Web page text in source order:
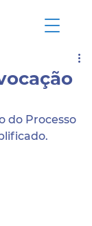
do Processo